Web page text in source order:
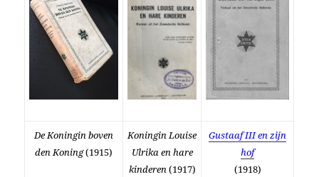
De Koningin boven
den Koning(1915)
Koningin Louise
Ulrika en hare
kinderen(1917)
Gustaaf III en zijn
hof
(1918)